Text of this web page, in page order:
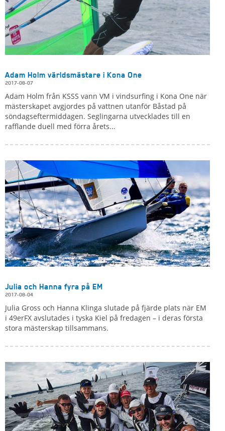
Adam Holm världsmästare i Kona One
2017-08-07
Adam Holm från KSSS vann VM i vindsurfing i Kona One när
mästerskapet avgjordes på vattnen utanför Båstad på
söndagseftermiddagen. Seglingarna utvecklades till en
rafflande duell med förra årets...
Julia och Hanna fyra på EM
2017-08-04
Julia Gross och Hanna Klinga slutade på fjärde plats när EM
i 49erFX avslutades i tyska Kiel på fredagen – i deras första
stora mästerskap tillsammans.